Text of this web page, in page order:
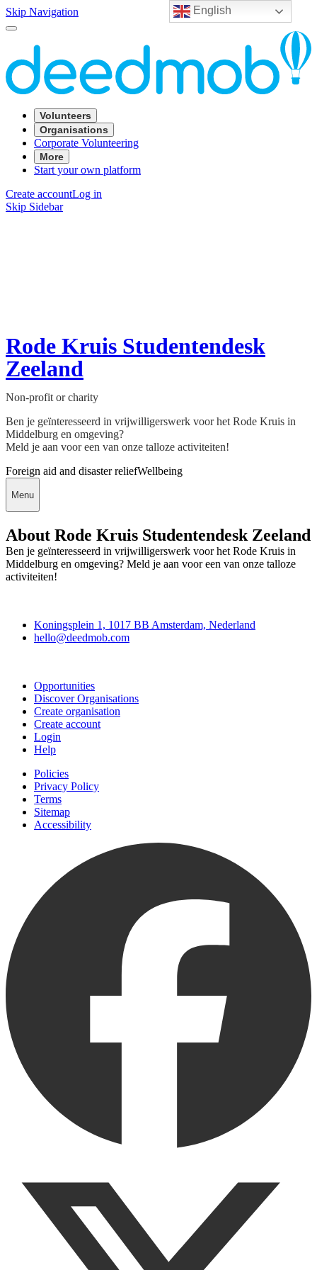
English
Skip Navigation
Volunteers
Organisations
Corporate Volunteering
More
Start your own platform
Create accountLog in
Skip Sidebar
Rode Kruis Studentendesk
Zeeland
Non-profit or charity
Ben je geïnteresseerd in vrijwilligerswerk voor het Rode Kruis in
Middelburg en omgeving?
Meld je aan voor een van onze talloze activiteiten!
Foreign aid and disaster reliefWellbeing
Menu
About Rode Kruis Studentendesk Zeeland
Ben je geïnteresseerd in vrijwilligerswerk voor het Rode Kruis in
Middelburg en omgeving? Meld je aan voor een van onze talloze
activiteiten!
Koningsplein 1, 1017 BB Amsterdam, Nederland
hello@deedmob.com
Opportunities
Discover Organisations
Create organisation
Create account
Login
Help
Policies
Privacy Policy
Terms
Sitemap
Accessibility